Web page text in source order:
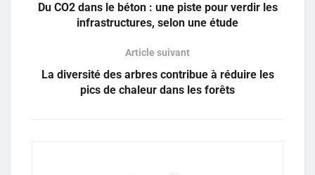
Du CO2 dans le béton : une piste pour verdir les
infrastructures, selon une étude
Article suivant
La diversité des arbres contribue à réduire les
pics de chaleur dans les forêts